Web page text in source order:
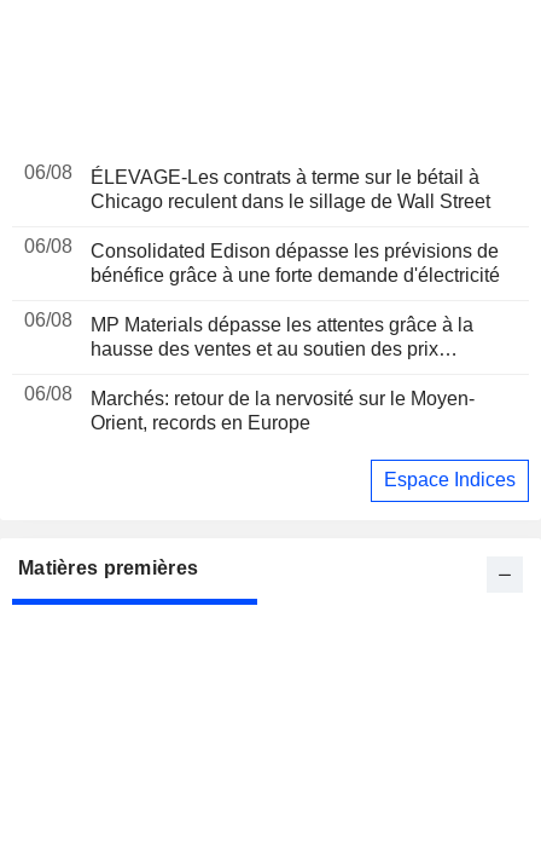
06/08
ÉLEVAGE-Les contrats à terme sur le bétail à
Chicago reculent dans le sillage de Wall Street
06/08
Consolidated Edison dépasse les prévisions de
bénéfice grâce à une forte demande d'électricité
06/08
MP Materials dépasse les attentes grâce à la
hausse des ventes et au soutien des prix
06/08
Marchés: retour de la nervosité sur le Moyen-
Orient, records en Europe
Espace Indices
Matières premières